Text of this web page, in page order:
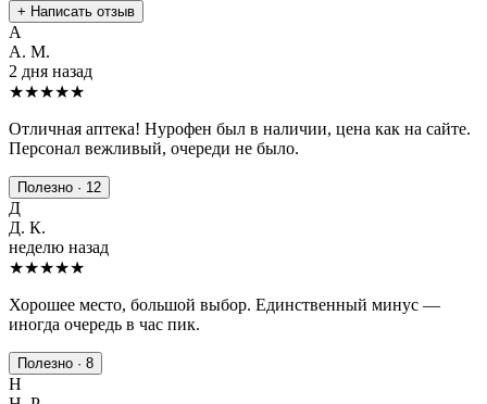
+ Написать отзыв
А
А. М.
2 дня назад
★★★★★
Отличная аптека! Нурофен был в наличии, цена как на сайте.
Персонал вежливый, очереди не было.
Полезно · 12
Д
Д. К.
неделю назад
★★★★★
Хорошее место, большой выбор. Единственный минус —
иногда очередь в час пик.
Полезно · 8
Н